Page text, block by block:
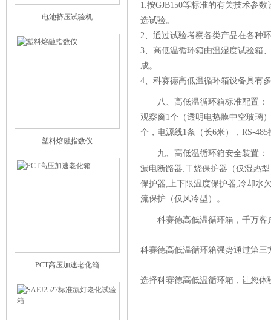
电池挤压试验机
塑料熔融指数仪
PCT高压加速老化箱
1.按GJB150等标准的有关技术参
选试验。
2、通过试验考察各类产品在各种
3、高低温循环箱由温湿度试验箱
成。
4、科赛德高低温循环箱设备具有
八、高低温循环箱标准配置：
观察窗1个（透明电热膜中空玻璃
个，电源线1条（长6米），RS-
九、 高低温循环箱安全装置：
漏电断路器,干烧保护器（仅湿热
保护器,上下限温度保护器,冷却水
流保护（仅风冷型）。
科赛德高低温循环箱，千万客
科赛德高低温循环箱强势通过第三
选择科赛德高低温循环箱，让您体